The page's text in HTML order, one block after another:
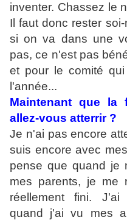
inventer. Chassez le
Il faut donc rester
si on va dans une
pas, ce n'est pas
et pour le comité
l'année...
Maintenant que la
allez-vous atterrir ?
Je n'ai pas encore
suis encore avec
pense que quand je
mes parents, je me
réellement fini. J'ai
quand j'ai vu mes